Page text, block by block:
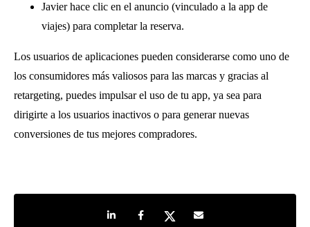
Javier hace clic en el anuncio (vinculado a la app de
viajes) para completar la reserva.
Los usuarios de aplicaciones pueden considerarse como uno de
los consumidores más valiosos para las marcas y gracias al
retargeting, puedes impulsar el uso de tu app, ya sea para
dirigirte a los usuarios inactivos o para generar nuevas
conversiones de tus mejores compradores.
Share on LinkedIn
Share on Facebook
Share on TwitterShare by e-mail